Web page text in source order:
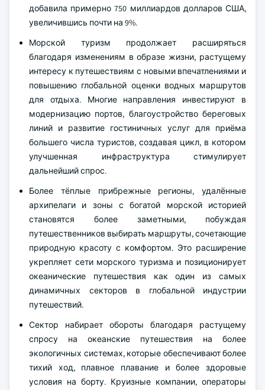
добавила примерно 750 миллиардов долларов США,
увеличившись почти на 9%.
Морской туризм продолжает расширяться
благодаря изменениям в образе жизни, растущему
интересу к путешествиям с новыми впечатлениями и
повышению глобальной оценки водных маршрутов
для отдыха. Многие направления инвестируют в
модернизацию портов, благоустройство береговых
линий и развитие гостиничных услуг для приёма
большего числа туристов, создавая цикл, в котором
улучшенная инфраструктура стимулирует
дальнейший спрос.
Более тёплые прибрежные регионы, удалённые
архипелаги и зоны с богатой морской историей
становятся более заметными, побуждая
путешественников выбирать маршруты, сочетающие
природную красоту с комфортом. Это расширение
укрепляет сети морского туризма и позиционирует
океанические путешествия как один из самых
динамичных секторов в глобальной индустрии
путешествий.
Сектор набирает обороты благодаря растущему
спросу на океанские путешествия на более
экологичных системах, которые обеспечивают более
тихий ход, плавное плавание и более здоровые
условия на борту. Круизные компании, операторы